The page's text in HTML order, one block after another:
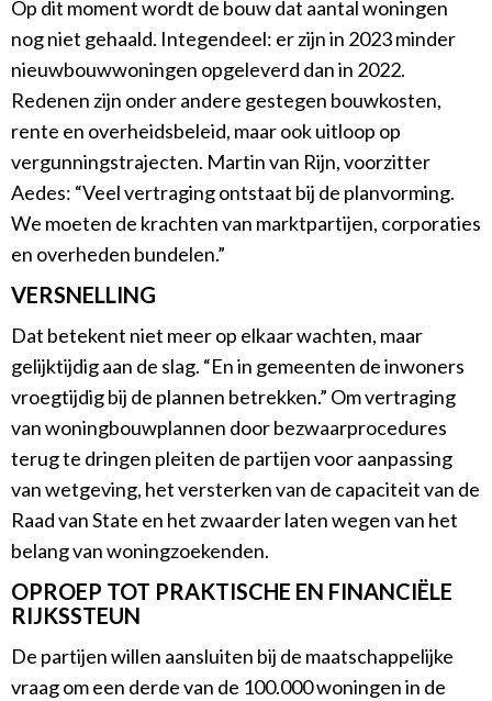
Op dit moment wordt de bouw dat aantal woningen
nog niet gehaald. Integendeel: er zijn in 2023 minder
nieuwbouwwoningen opgeleverd dan in 2022.
Redenen zijn onder andere gestegen bouwkosten,
rente en overheidsbeleid, maar ook uitloop op
vergunningstrajecten. Martin van Rijn, voorzitter
Aedes: “Veel vertraging ontstaat bij de planvorming.
We moeten de krachten van marktpartijen, corporaties
en overheden bundelen.”
VERSNELLING
Dat betekent niet meer op elkaar wachten, maar
gelijktijdig aan de slag. “En in gemeenten de inwoners
vroegtijdig bij de plannen betrekken.” Om vertraging
van woningbouwplannen door bezwaarprocedures
terug te dringen pleiten de partijen voor aanpassing
van wetgeving, het versterken van de capaciteit van de
Raad van State en het zwaarder laten wegen van het
belang van woningzoekenden.
OPROEP TOT PRAKTISCHE EN FINANCIËLE
RIJKSSTEUN
De partijen willen aansluiten bij de maatschappelijke
vraag om een derde van de 100.000 woningen in de